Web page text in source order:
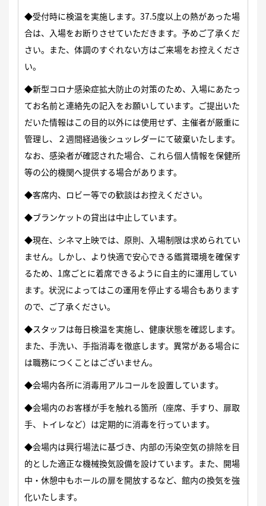
◆受付時に検温を実施します。37.5度以上の熱があった場
合は、入場をお断りさせていただきます。予めご了承くだ
さい。また、体調のすぐれない方はご来場をお控えくださ
い。
◆新型コロナ感染症拡大防止の対策のため、入場にあたっ
てお名前と連絡先の記入をお願いしています。ご提出いた
だいた情報はこの目的以外には使用せず、主催者が厳重に
管理し、２週間経過後シュッレダーにて破棄いたします。
なお、感染者が確認された場合、これら個人情報を保健所
等の公的機関へ提供する場合があります。
◆客席内、ロビー等での歓談はお控えください。
◆ブランケットの貸出は中止しています。
◆現在、シネマ上映では、原則、入場制限は求められてい
ません。しかし、より快適で安心できる鑑賞環境を確保す
るため、1席ごとに着席できるように自主的に運用してい
ます。状況によってはこの運用を停止する場合もあります
ので、ご了承ください。
◆スタッフは毎日検温を実施し、健康状態を確認します。
また、手洗い、手指消毒を徹底します。異常がある場合に
は職務につくことはございません。
◆会場内各所に消毒用アルコールを設置しています。
◆会場内のお客様が手を触れる箇所（座席、手すり、扉取
手、トイレなど）は定期的に消毒を行っています。
◆会場内は興行場法に基づき、内部の汚染空気の排除を目
的とした適正な機械換気設備を設けています。また、開場
中・休憩中もホールの扉を開放するなど、館内の換気を強
化いたします。